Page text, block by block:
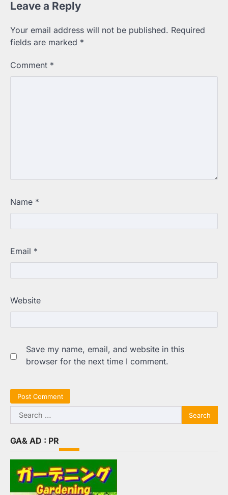
Leave a Reply
Your email address will not be published. Required
fields are marked *
Comment *
Name *
Email *
Website
Save my name, email, and website in this
browser for the next time I comment.
Search
for:
GA& AD : PR